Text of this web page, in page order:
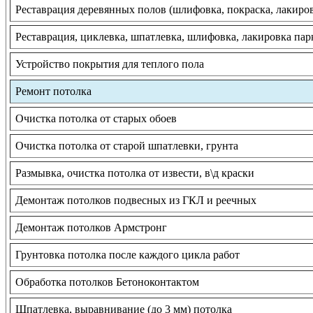
Реставрация деревянных полов (шлифовка, покраска,
Реставрация, циклевка, шпатлевка, шлифовка, лакировка
Устройство покрытия для теплого пола
Ремонт потолка
Очистка потолка от старых обоев
Очистка потолка от старой шпатлевки, грунта
Размывка, очистка потолка от извести, в\д краски
Демонтаж потолков подвесных из ГКЛ и реечных
Демонтаж потолков Армстронг
Грунтовка потолка после каждого цикла работ
Обработка потолков Бетоноконтактом
Шпатлевка, выравнивание (до 3 мм) потолка